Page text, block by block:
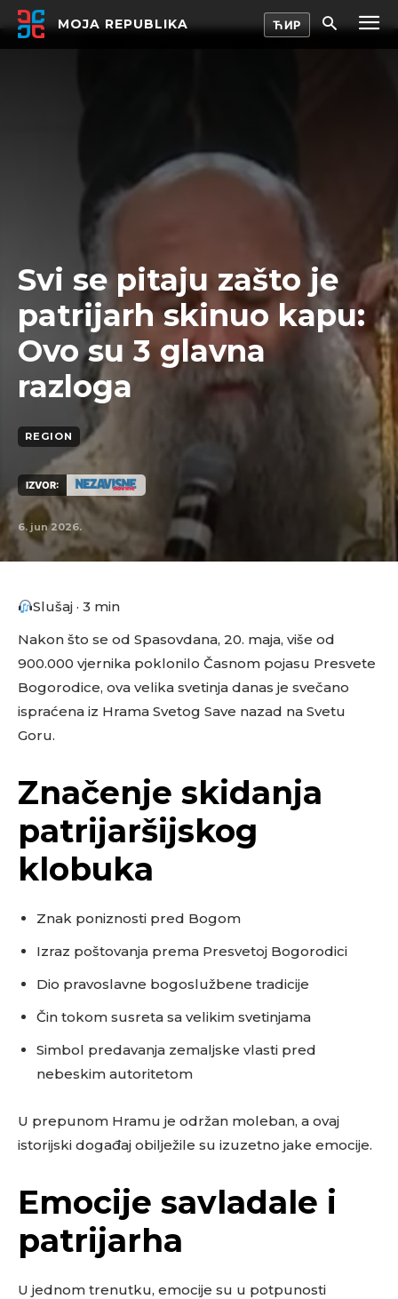
MOJA REPUBLIKA
Svi se pitaju zašto je
patrijarh skinuo kapu:
Ovo su 3 glavna
razloga
REGION
IZVOR:
6. jun 2026.
Slušaj · 3 min
Nakon što se od Spasovdana, 20. maja, više od
900.000 vjernika poklonilo Časnom pojasu Presvete
Bogorodice, ova velika svetinja danas je svečano
ispraćena iz Hrama Svetog Save nazad na Svetu
Goru.
Značenje skidanja
patrijaršijskog
klobuka
Znak poniznosti pred Bogom
Izraz poštovanja prema Presvetoj Bogorodici
Dio pravoslavne bogoslužbene tradicije
Čin tokom susreta sa velikim svetinjama
Simbol predavanja zemaljske vlasti pred
nebeskim autoritetom
U prepunom Hramu je održan moleban, a ovaj
istorijski događaj obilježile su izuzetno jake emocije.
Emocije savladale i
patrijarha
U jednom trenutku, emocije su u potpunosti